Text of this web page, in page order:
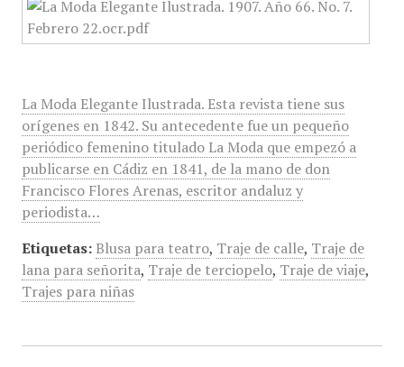
La Moda Elegante Ilustrada. Esta revista tiene sus
orígenes en 1842. Su antecedente fue un pequeño
periódico femenino titulado La Moda que empezó a
publicarse en Cádiz en 1841, de la mano de don
Francisco Flores Arenas, escritor andaluz y
periodista…
Etiquetas: Blusa para teatro, Traje de calle, Traje de
lana para señorita, Traje de terciopelo, Traje de viaje,
Trajes para niñas